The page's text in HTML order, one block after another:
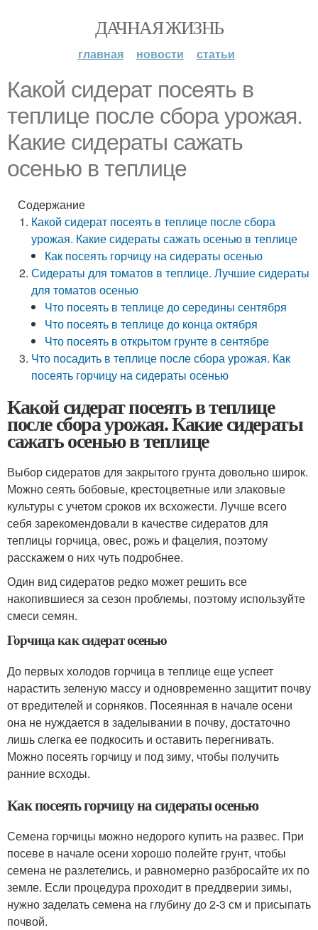
ДАЧНАЯ ЖИЗНЬ
главная новости статьи
Какой сидерат посеять в
теплице после сбора урожая.
Какие сидераты сажать
осенью в теплице
Содержание
Какой сидерат посеять в теплице после сбора
урожая. Какие сидераты сажать осенью в теплице
Как посеять горчицу на сидераты осенью
Сидераты для томатов в теплице. Лучшие сидераты
для томатов осенью
Что посеять в теплице до середины сентября
Что посеять в теплице до конца октября
Что посеять в открытом грунте в сентябре
Что посадить в теплице после сбора урожая. Как
посеять горчицу на сидераты осенью
Какой сидерат посеять в теплице
после сбора урожая. Какие сидераты
сажать осенью в теплице
Выбор сидератов для закрытого грунта довольно широк.
Можно сеять бобовые, крестоцветные или злаковые
культуры с учетом сроков их всхожести. Лучше всего
себя зарекомендовали в качестве сидератов для
теплицы горчица, овес, рожь и фацелия, поэтому
расскажем о них чуть подробнее.
Один вид сидератов редко может решить все
накопившиеся за сезон проблемы, поэтому используйте
смеси семян.
Горчица как сидерат осенью
До первых холодов горчица в теплице еще успеет
нарастить зеленую массу и одновременно защитит почву
от вредителей и сорняков. Посеянная в начале осени
она не нуждается в заделывании в почву, достаточно
лишь слегка ее подкосить и оставить перегнивать.
Можно посеять горчицу и под зиму, чтобы получить
ранние всходы.
Как посеять горчицу на сидераты осенью
Семена горчицы можно недорого купить на развес. При
посеве в начале осени хорошо полейте грунт, чтобы
семена не разлетелись, и равномерно разбросайте их по
земле. Если процедура проходит в преддверии зимы,
нужно заделать семена на глубину до 2-3 см и присыпать
почвой.